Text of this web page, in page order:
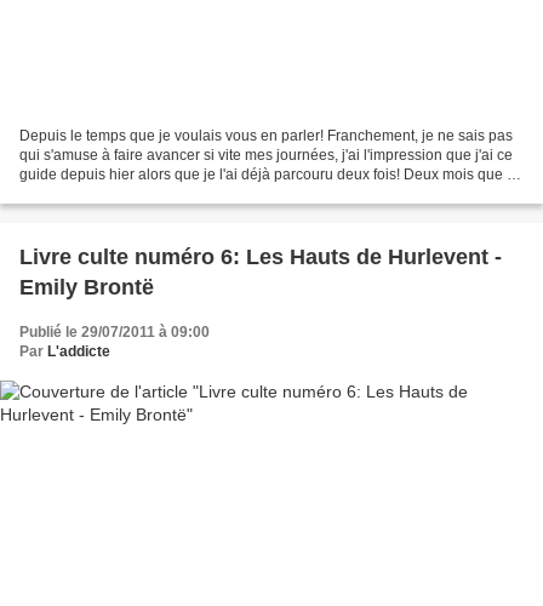
Depuis le temps que je voulais vous en parler! Franchement, je ne sais pas
qui s'amuse à faire avancer si vite mes journées, j'ai l'impression que j'ai ce
guide depuis hier alors que je l'ai déjà parcouru deux fois! Deux mois que je
Livre culte numéro 6: Les Hauts de Hurlevent -
Emily Brontë
Publié le 29/07/2011 à 09:00
Par L'addicte